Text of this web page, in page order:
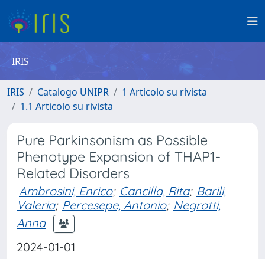
IRIS
IRIS Catalogo UNIPR
1 Articolo su rivista
1.1 Articolo su rivista
Pure Parkinsonism as Possible
Phenotype Expansion of THAP1-
Related Disorders
Ambrosini, Enrico; Cancilla, Rita; Barili,
Valeria; Percesepe, Antonio; Negrotti,
Anna
2024-01-01